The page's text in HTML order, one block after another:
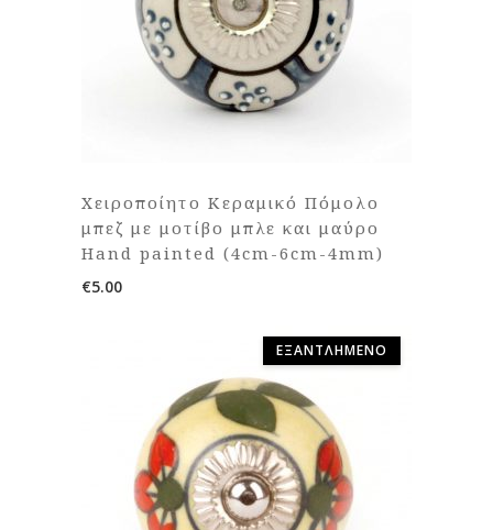
Χειροποίητο Κεραμικό Πόμολο
μπεζ με μοτίβο μπλε και μαύρο
Hand painted (4cm-6cm-4mm)
€5.00
ΕΞΑΝΤΛΗΜΈΝΟ